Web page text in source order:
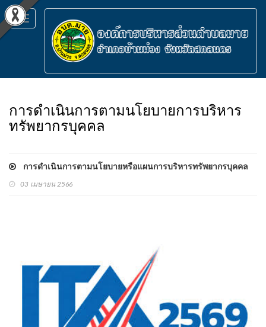
Toggle
navigation
การดำเนินการตามนโยบายการบริหาร
ทรัพยากรบุคคล
การดำเนินการตามนโยบายหรือแผนการบริหารทรัพยากรบุคคล
03 เมษายน 2566